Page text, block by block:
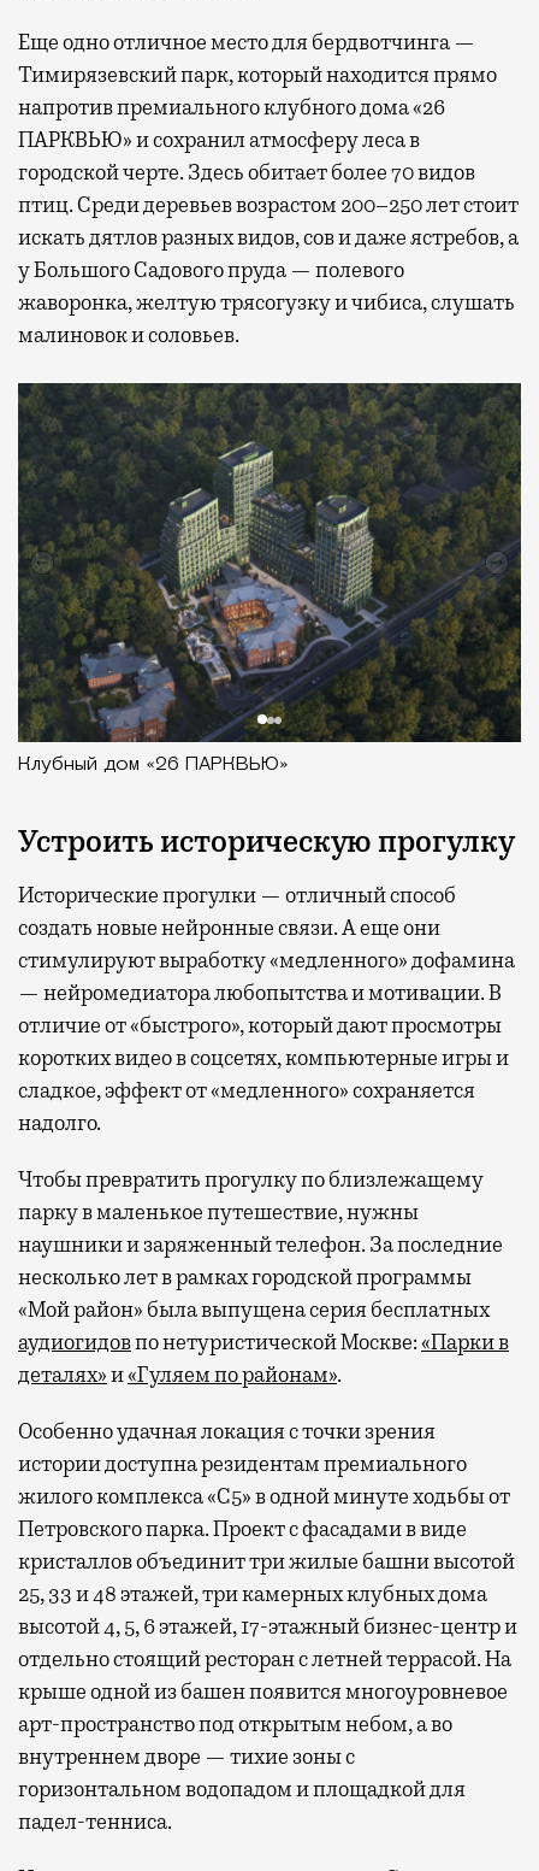
Еще одно отличное место для бердвотчинга —
Тимирязевский парк, который находится прямо
напротив премиального клубного дома «26
ПАРКВЬЮ» и сохранил атмосферу леса в
городской черте. Здесь обитает более 70 видов
птиц. Среди деревьев возрастом 200–250 лет стоит
искать дятлов разных видов, сов и даже ястребов, а
у Большого Садового пруда — полевого
жаворонка, желтую трясогузку и чибиса, слушать
малиновок и соловьев.
Клубный дом «26 ПАРКВЬЮ»
Устроить историческую прогулку
Исторические прогулки — отличный способ
создать новые нейронные связи. А еще они
стимулируют выработку «медленного» дофамина
— нейромедиатора любопытства и мотивации. В
отличие от «быстрого», который дают просмотры
коротких видео в соцсетях, компьютерные игры и
сладкое, эффект от «медленного» сохраняется
надолго.
Чтобы превратить прогулку по близлежащему
парку в маленькое путешествие, нужны
наушники и заряженный телефон. За последние
несколько лет в рамках городской программы
«Мой район» была выпущена серия бесплатных
аудиогидовпо нетуристической Москве:«Парки в
деталях»и«Гуляем по районам».
Особенно удачная локация с точки зрения
истории доступна резидентам премиального
жилого комплекса «С5»в одной минуте ходьбы от
Петровского парка. Проект с фасадами в виде
кристаллов объединит три жилые башни высотой
25, 33 и 48 этажей, три камерных клубных дома
высотой 4, 5, 6 этажей, 17-этажный бизнес-центр и
отдельно стоящий ресторан с летней террасой. На
крыше одной из башен появится многоуровневое
арт-пространство под открытым небом, а во
внутреннем дворе — тихие зоны с
горизонтальном водопадом и площадкой для
падел-тенниса.